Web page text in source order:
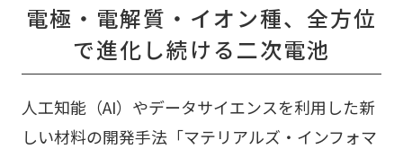
電極・電解質・イオン種、全方位
で進化し続ける二次電池
人工知能（AI）やデータサイエンスを利用した新
しい材料の開発手法「マテリアルズ・インフォマ